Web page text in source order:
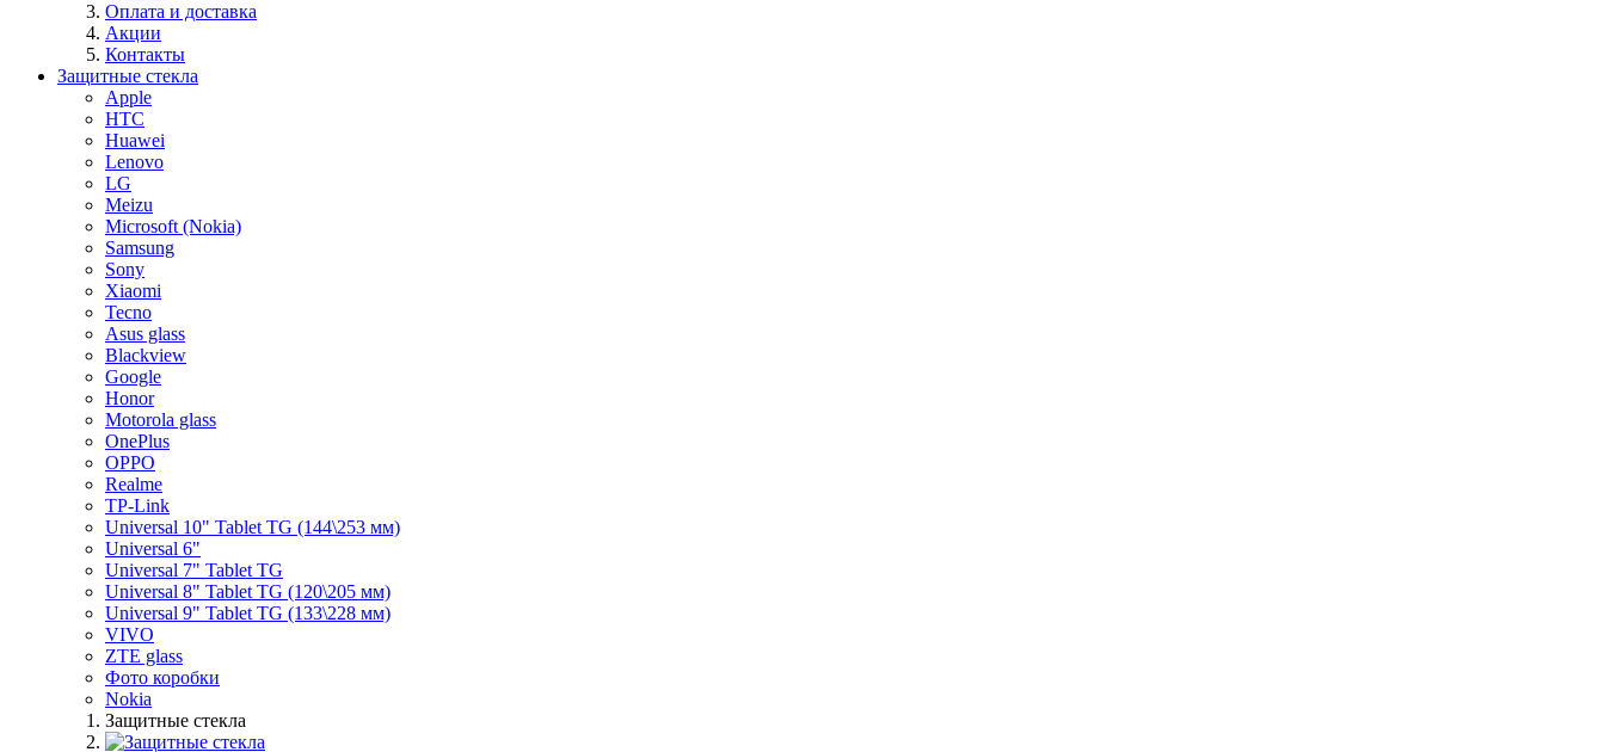
Оплата и доставка
Акции
Контакты
Защитные стекла
Apple
HTC
Huawei
Lenovo
LG
Meizu
Microsoft (Nokia)
Samsung
Sony
Xiaomi
Tecno
Asus glass
Blackview
Google
Honor
Motorola glass
OnePlus
OPPO
Realme
TP-Link
Universal 10" Tablet TG (144\253 мм)
Universal 6"
Universal 7" Tablet TG
Universal 8" Tablet TG (120\205 мм)
Universal 9" Tablet TG (133\228 мм)
VIVO
ZTE glass
Фото коробки
Nokia
Защитные стекла